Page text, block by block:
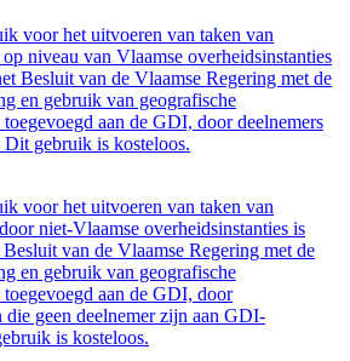
voor het uitvoeren van taken van
niveau van Vlaamse overheidsinstanties
Besluit van de Vlaamse Regering met de
en gebruik van geografische
toegevoegd aan de GDI, door deelnemers
gebruik is kosteloos.
voor het uitvoeren van taken van
niet-Vlaamse overheidsinstanties is
van de Vlaamse Regering met de
en gebruik van geografische
toegevoegd aan de GDI, door
die geen deelnemer zijn aan GDI-
is kosteloos.